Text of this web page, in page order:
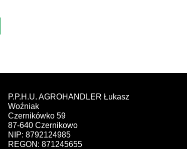
P.P.H.U. AGROHANDLER Łukasz
Woźniak
Czernikówko 59
87-640 Czernikowo
NIP: 8792124985
REGON: 871245655